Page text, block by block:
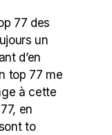
77 des
un
d’en
top 77 me
à cette
en
to